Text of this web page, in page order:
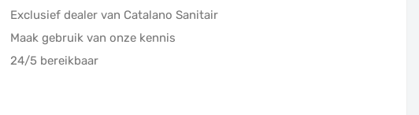
Exclusief dealer van Catalano Sanitair
Maak gebruik van onze kennis
24/5 bereikbaar